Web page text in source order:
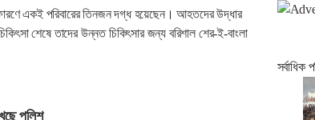
একই পরিবারের তিনজন দগ্ধ হয়েছেন। আহতদের উদ্ধার
শেষে তাদের উন্নত চিকিৎসার জন্য বরিশাল শের-ই-বাংলা
পুলিশ
সর্বাধিক